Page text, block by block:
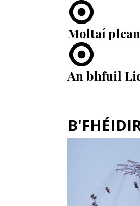
Moltaí
An bhfuil